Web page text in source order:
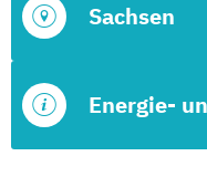
Energie-
Sachsen